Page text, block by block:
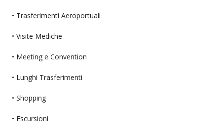
• Trasferimenti Aeroportuali
• Visite Mediche
• Meeting e Convention
• Lunghi Trasferimenti
• Shopping
• Escursioni